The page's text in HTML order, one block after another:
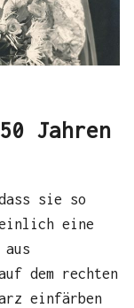
Jahren
sie so
eine
dem rechten
einfärben